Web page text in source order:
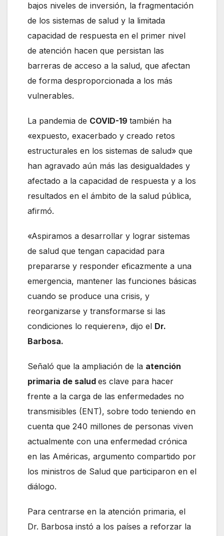
bajos niveles de inversión, la fragmentación
de los sistemas de salud y la limitada
capacidad de respuesta en el primer nivel
de atención hacen que persistan las
barreras de acceso a la salud, que afectan
de forma desproporcionada a los más
vulnerables.
La pandemia de COVID-19 también ha
«expuesto, exacerbado y creado retos
estructurales en los sistemas de salud» que
han agravado aún más las desigualdades y
afectado a la capacidad de respuesta y a los
resultados en el ámbito de la salud pública,
afirmó.
«Aspiramos a desarrollar y lograr sistemas
de salud que tengan capacidad para
prepararse y responder eficazmente a una
emergencia, mantener las funciones básicas
cuando se produce una crisis, y
reorganizarse y transformarse si las
condiciones lo requieren», dijo el Dr.
Barbosa.
Señaló que la ampliación de la atención
primaria de salud es clave para hacer
frente a la carga de las enfermedades no
transmisibles (ENT), sobre todo teniendo en
cuenta que 240 millones de personas viven
actualmente con una enfermedad crónica
en las Américas, argumento compartido por
los ministros de Salud que participaron en el
diálogo.
Para centrarse en la atención primaria, el
Dr. Barbosa instó a los países a reforzar la